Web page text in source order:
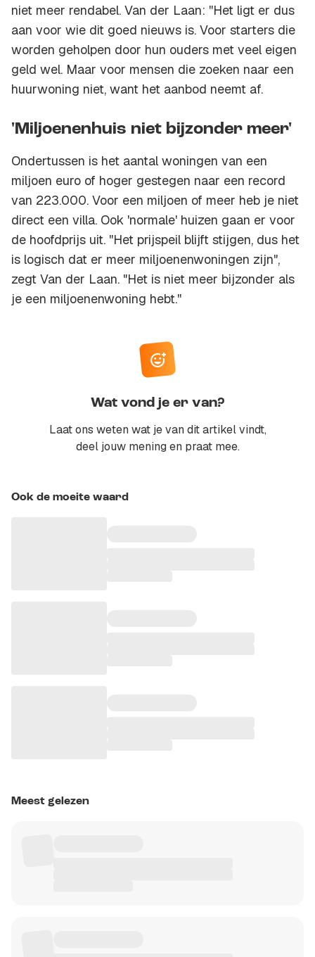
niet meer rendabel. Van der Laan: ''Het ligt er dus
aan voor wie dit goed nieuws is. Voor starters die
worden geholpen door hun ouders met veel eigen
geld wel. Maar voor mensen die zoeken naar een
huurwoning niet, want het aanbod neemt af.
'Miljoenenhuis niet bijzonder meer'
Ondertussen is het aantal woningen van een
miljoen euro of hoger gestegen naar een record
van 223.000. Voor een miljoen of meer heb je niet
direct een villa. Ook 'normale' huizen gaan er voor
de hoofdprijs uit. ''Het prijspeil blijft stijgen, dus het
is logisch dat er meer miljoenenwoningen zijn",
zegt Van der Laan. "Het is niet meer bijzonder als
je een miljoenenwoning hebt.''
Wat vond je er van?
Laat ons weten wat je van dit artikel vindt,
deel jouw mening en praat mee.
Ook de moeite waard
Meest gelezen